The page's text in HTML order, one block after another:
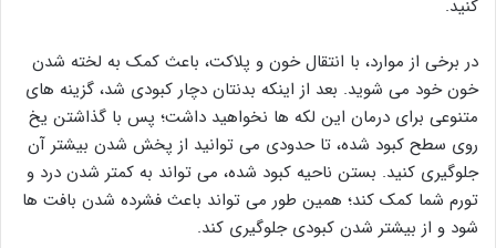
کنید.
در برخی از موارد، با انتقال خون و پلاکت، باعث کمک به لخته شدن
خون خود می شوید. بعد از اینکه بدنتان دچار کبودی شد، گزینه های
متنوعی برای درمان این لکه ها نخواهید داشت؛ پس با گذاشتن یخ
روی سطح کبود شده، تا حدودی می توانید از پخش شدن بیشتر آن
جلوگیری کنید. بستن ناحیه کبود شده، می تواند به کمتر شدن درد و
تورم شما کمک کند؛ همین طور می تواند باعث فشرده شدن بافت ها
شود و از بیشتر شدن کبودی جلوگیری کند.